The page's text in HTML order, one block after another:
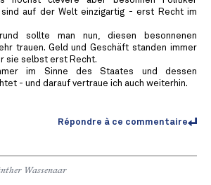
sind auf der Welt einzigartig - erst Recht im
sollte man nun, diesen besonnenen
trauen. Geld und Geschäft standen immer
sie selbst erst Recht.
im Sinne des Staates und dessen
- und darauf vertraue ich auch weiterhin.
Répondre à ce commentaire
Wassenaar